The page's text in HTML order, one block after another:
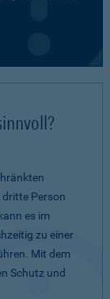
Person
es im
zu einer
Mit dem
Schutz und